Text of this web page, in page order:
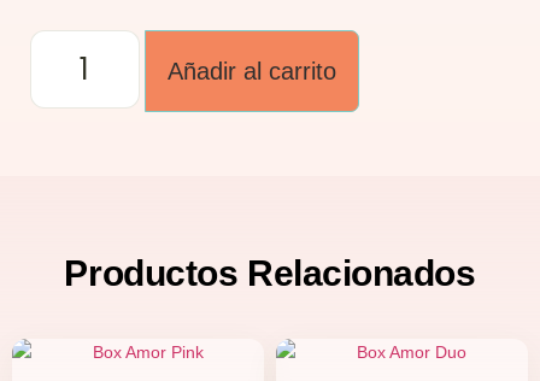
Añadir al carrito
Productos Relacionados